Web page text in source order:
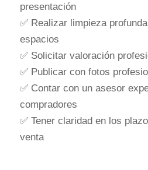
presentación
✅ Realizar limpieza
espacios
✅ Solicitar valoración
✅ Publicar con fotos
✅ Contar con un asesor
compradores
✅ Tener claridad en los
venta